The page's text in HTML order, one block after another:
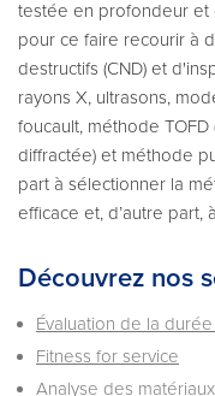
testée en profondeur et
pour ce faire recourir à
destructifs (CND) et
rayons X, ultrasons,
foucault, méthode
diffractée) et méthode
part à sélectionner la
efficace et, d’autre
Découvrez nos
Évaluation de la
Fitness for service
Analyse des matériaux